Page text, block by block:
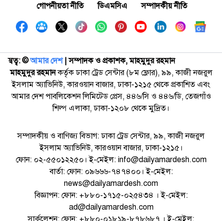
গোপনীয়তা নীতি
ডিএমসিএ সম্পাদকীয় নীতি
স্বত্ব: ©️আমার দেশ| সম্পাদক ও প্রকাশক, মাহমুদুর রহমান
মাহমুদুর রহমানকর্তৃক ঢাকা ট্রেড সেন্টার (৮ম ফ্লোর), ৯৯, কাজী নজরুল
ইসলাম অ্যাভিনিউ, কারওয়ান বাজার, ঢাকা-১২১৫ থেকে প্রকাশিত এবং
আমার দেশ পাবলিকেশন লিমিটেড প্রেস, ৪৪৬/সি ও ৪৪৬/ডি, তেজগাঁও
শিল্প এলাকা, ঢাকা-১২০৮ থেকে মুদ্রিত।
সম্পাদকীয় ও বাণিজ্য বিভাগ: ঢাকা ট্রেড সেন্টার, ৯৯, কাজী নজরুল
ইসলাম অ্যাভিনিউ, কারওয়ান বাজার, ঢাকা-১২১৫।
ফোন: ০২-৫৫০১২২৫০। ই-মেইল: info@dailyamardesh.com
বার্তা: ফোন: ০৯৬৬৬-৭৪৭৪০০। ই-মেইল:
news@dailyamardesh.com
বিজ্ঞাপন: ফোন: +৮৮০-১৭১৫-০২৫৪৩৪ । ই-মেইল:
ad@dailyamardesh.com
সার্কুলেশন: ফোন: +৮৮০-০১৮১৯-৮৭৮৬৮৭ । ই-মেইল: